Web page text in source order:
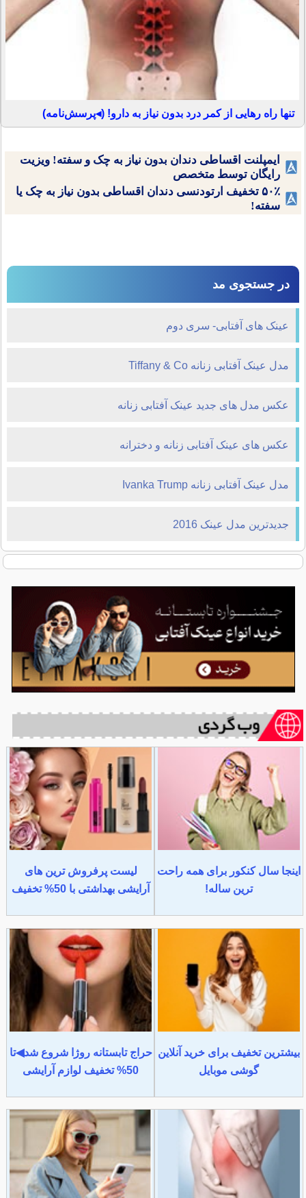
تنها راه رهایی از کمر درد بدون نیاز به دارو! (◂پرسش‌نامه)
ایمپلنت اقساطی دندان بدون نیاز به چک و سفته! ویزیت
رایگان توسط متخصص
۵۰٪ تخفیف ارتودنسی دندان اقساطی بدون نیاز به چک یا
سفته!
در جستجوی مد
عینک های آفتابی- سری دوم
مدل عینک آفتابی زنانه Tiffany & Co
عکس مدل های جدید عینک آفتابی زنانه
عکس های عینک آفتابی زنانه و دخترانه
مدل عینک آفتابی زنانه Ivanka Trump
جدیدترین مدل عینک 2016
اینجا سال کنکور برای همه راحت
ترین ساله!
لیست پرفروش ترین های
آرایشی بهداشتی با 50% تخفیف
بیشترین تخفیف برای خرید آنلاین
گوشی موبایل
حراج تابستانه روژا شروع شد◀تا
50% تخفیف لوازم آرایشی